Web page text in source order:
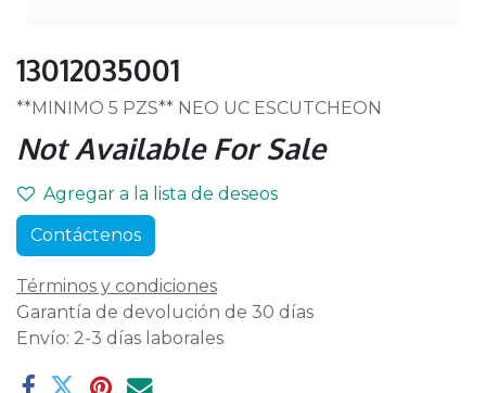
13012035001
**MINIMO 5 PZS** NEO UC ESCUTCHEON
Not Available For Sale
Agregar a la lista de deseos
Contáctenos
Términos y condiciones
Garantía de devolución de 30 días
Envío: 2-3 días laborales